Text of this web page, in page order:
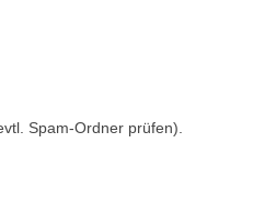
Spam-Ordner prüfen).